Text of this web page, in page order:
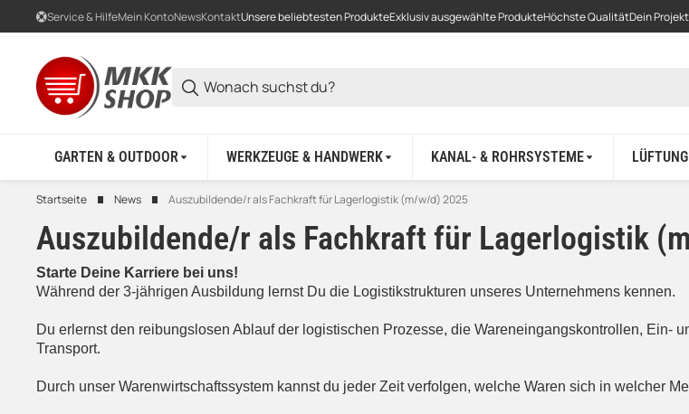
Service & HilfeMein KontoNewsKontaktUnsere beliebtesten ProdukteExklusiv ausgewählte ProdukteHöchste QualitätDein
GARTEN & OUTDOOR WERKZEUGE & HANDWERK KANAL- & ROHRSYSTEME
Startseite News Auszubildende/r als Fachkraft für Lagerlogistik (m/w/d) 2025
Auszubildende/r als Fachkraft für Lagerlogistik
Starte Deine Karriere bei uns!
Während der 3-jährigen Ausbildung lernst Du die Logistikstrukturen unseres Unternehmens kennen.
Du erlernst den reibungslosen Ablauf der logistischen Prozesse, die Wareneingangskontrollen, Ein-
Transport.
Durch unser Warenwirtschaftssystem kannst du jeder Zeit verfolgen, welche Waren sich in welcher